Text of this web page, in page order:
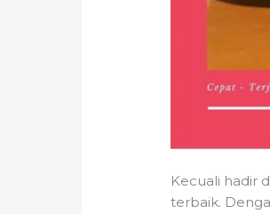
Kecuali hadir
terbaik.